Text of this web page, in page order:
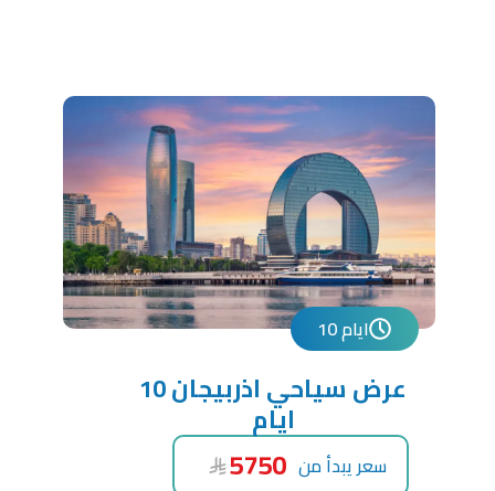
10 ايام
عرض سياحي اذربيجان 10
ايام
5750 سعر يبدأ من